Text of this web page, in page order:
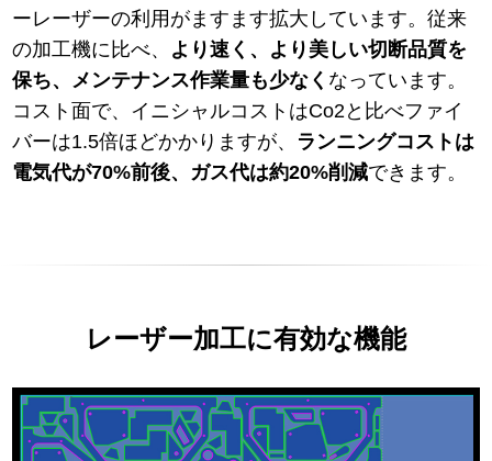
ーレーザーの利用がますます拡大しています。従来
の加工機に比べ、 より速く、より美しい切断品質を
保ち、メンテナンス作業量も少なく なっています。
コスト面で、イニシャルコストはCo2と比べファイ
バーは1.5倍ほどかかりますが、 ランニングコストは
電気代が70%前後、ガス代は約20%削減できます。
レーザー加工に有効な機能